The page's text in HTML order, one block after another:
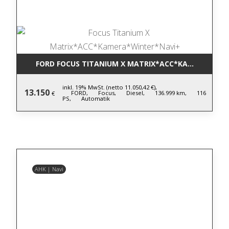
FORD FOCUS TITANIUM X
13.150 €
inkl. 19% MwSt. (netto 11.050,42 €),
FORD, Focus, Diesel, 136.999 km, 116
PS, Automatik
AHK | Navi